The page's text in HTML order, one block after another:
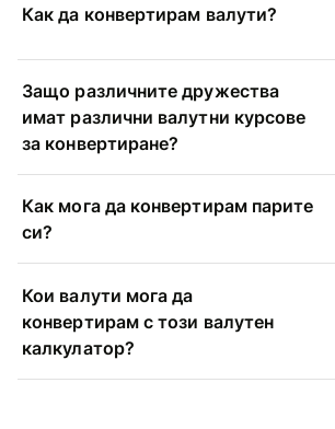
Как да конвертирам валути?
Защо различните дружества
имат различни валутни курсове
за конвертиране?
Как мога да конвертирам парите
си?
Кои валути мога да
конвертирам с този валутен
калкулатор?